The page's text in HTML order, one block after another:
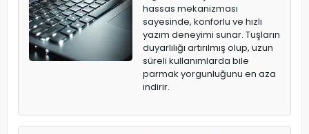
hassas mekanizması
sayesinde, konforlu ve hızlı
yazım deneyimi sunar. Tuşların
duyarlılığı artırılmış olup, uzun
süreli kullanımlarda bile
parmak yorgunluğunu en aza
indirir.